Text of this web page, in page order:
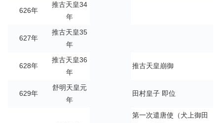
626年
推古天皇34
年
627年
推古天皇35
年
628年
推古天皇36
年
推古天皇崩御
629年
舒明天皇元
年
田村皇子 即位
第一次遣唐使（犬上御田